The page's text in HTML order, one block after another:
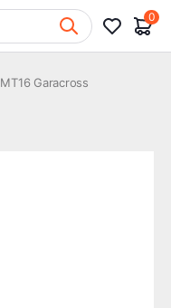
0
MT16 Garacross